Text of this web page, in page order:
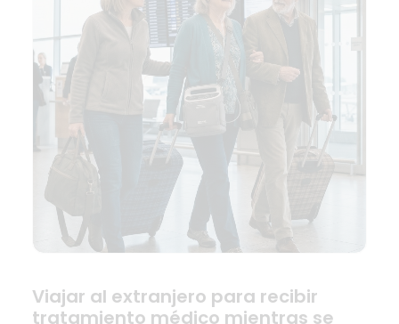
Viajar al extranjero para recibir
tratamiento médico mientras se